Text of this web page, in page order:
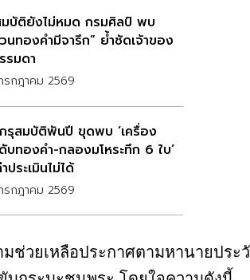
บัติยังไม่หมด กรมศิลป์ พบ
นทองคำมีจารึก” ย้ำชัดเจ้าของ
รมดา
กฎาคม 2569
รุสมบัติพันปี ขุดพบ ‘เครื่อง
บทองคำ-กลองมโหระทึก 6 ใบ’
ประเมินไม่ได้
กฎาคม 2569
วยเหลือประกาศตามหานายประ